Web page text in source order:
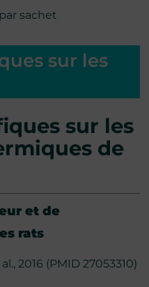
sachet
sur les
sur les
de
et de
rats
2016 (PMID 27053310)